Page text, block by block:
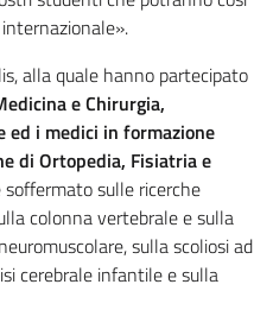
alla quale hanno partecipato
e Chirurgia,
ed i medici in formazione
di Ortopedia, Fisiatria e
soffermato sulle ricerche
colonna vertebrale e sulla
sulla scoliosi ad
cerebrale infantile e sulla